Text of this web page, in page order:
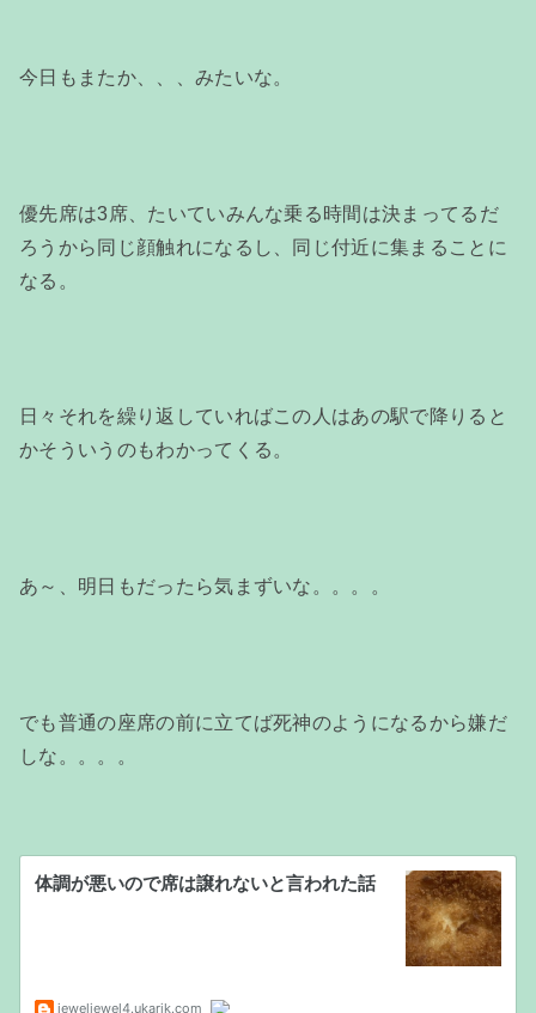
今日もまたか、、、みたいな。
優先席は3席、たいていみんな乗る時間は決まってるだ
ろうから同じ顔触れになるし、同じ付近に集まることに
なる。
日々それを繰り返していればこの人はあの駅で降りると
かそういうのもわかってくる。
あ～、明日もだったら気まずいな。。。。
でも普通の座席の前に立てば死神のようになるから嫌だ
しな。。。。